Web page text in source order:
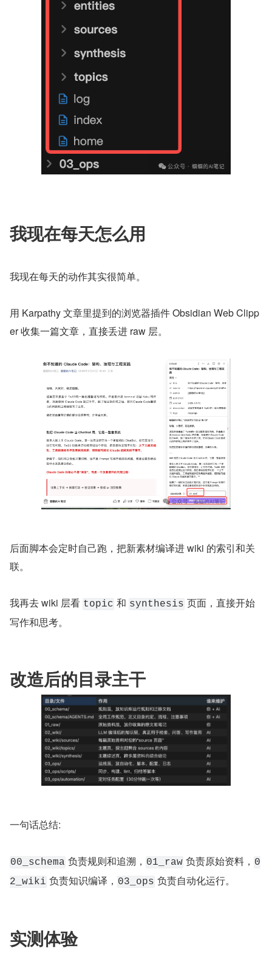
我现在每天怎么用
我现在每天的动作其实很简单。
用 Karpathy 文章里提到的浏览器插件 Obsidian Web Clipp
er 收集一篇文章，直接丢进 raw 层。
后面脚本会定时自己跑，把新素材编译进 wiki 的索引和关
联。
我再去 wiki 层看 topic 和 synthesis 页面，直接开始
写作和思考。
改造后的目录主干
一句话总结:
00_schema 负责规则和追溯， 01_raw 负责原始资料， 0
2_wiki 负责知识编译， 03_ops 负责自动化运行。
实测体验